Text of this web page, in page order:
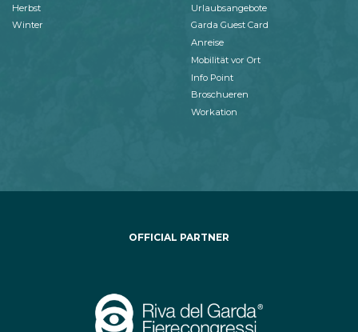
Herbst
Winter
Urlaubsangebote
Garda Guest Card
Anreise
Mobilität vor Ort
Info Point
Broschueren
Workation
OFFICIAL PARTNER